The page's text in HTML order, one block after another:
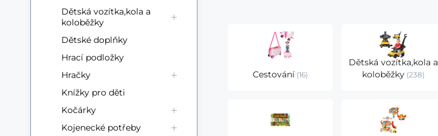
Cestování 16
Dětská vozítka,kola a
koloběžky 238
Dětská vozítka,kola a
koloběžky
Dětské doplňky
Hrací podložky
Hračky
Knížky pro děti
Kočárky
Kojenecké potřeby